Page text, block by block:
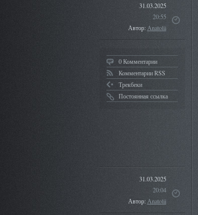
31.03.2025
20:55
Автор:Anatolii
0 Комментарии
Комментарии RSS
Трекбеки
Постоянная ссылка
31.03.2025
20:04
Автор:Anatolii